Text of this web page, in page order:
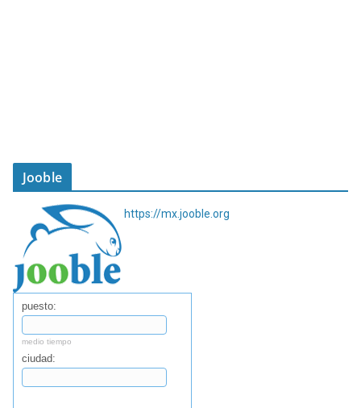
Jooble
https://mx.jooble.org
puesto:
medio tiempo
ciudad: